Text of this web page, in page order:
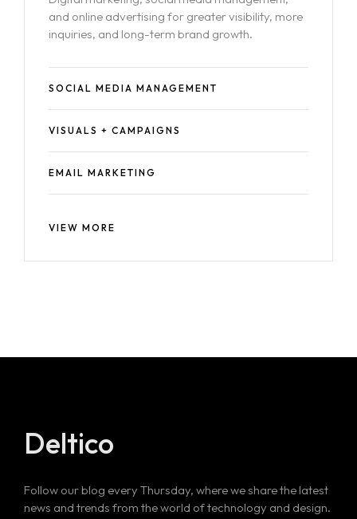
and online advertising for greater visibility, more
inquiries, and long-term brand growth.
SOCIAL MEDIA MANAGEMENT
VISUALS + CAMPAIGNS
EMAIL MARKETING
VIEW MORE
Deltico
Follow our blog every Thursday, where we share the latest
news and trends from the world of technology and design.